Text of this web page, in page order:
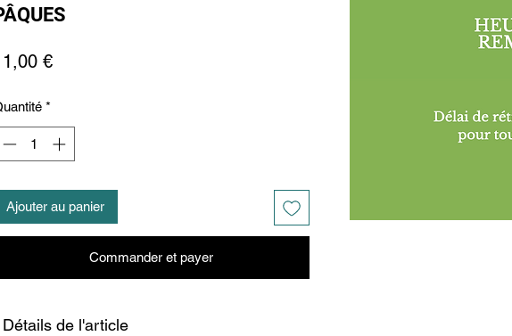
€Prix
*
Ajouter au panier
Commander et payer
Détails de l'article